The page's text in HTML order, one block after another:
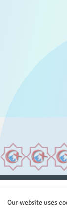
Our website uses